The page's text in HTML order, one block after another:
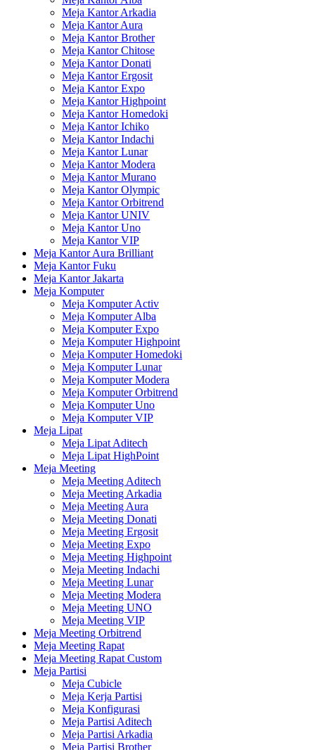
Meja Kantor Arkadia
Meja Kantor Aura
Meja Kantor Brother
Meja Kantor Chitose
Meja Kantor Donati
Meja Kantor Ergosit
Meja Kantor Expo
Meja Kantor Highpoint
Meja Kantor Homedoki
Meja Kantor Ichiko
Meja Kantor Indachi
Meja Kantor Lunar
Meja Kantor Modera
Meja Kantor Murano
Meja Kantor Olympic
Meja Kantor Orbitrend
Meja Kantor UNIV
Meja Kantor Uno
Meja Kantor VIP
Meja Kantor Aura Brilliant
Meja Kantor Fuku
Meja Kantor Jakarta
Meja Komputer
Meja Komputer Activ
Meja Komputer Alba
Meja Komputer Expo
Meja Komputer Highpoint
Meja Komputer Homedoki
Meja Komputer Lunar
Meja Komputer Modera
Meja Komputer Orbitrend
Meja Komputer Uno
Meja Komputer VIP
Meja Lipat
Meja Lipat Aditech
Meja Lipat HighPoint
Meja Meeting
Meja Meeting Aditech
Meja Meeting Arkadia
Meja Meeting Aura
Meja Meeting Donati
Meja Meeting Ergosit
Meja Meeting Expo
Meja Meeting Highpoint
Meja Meeting Indachi
Meja Meeting Lunar
Meja Meeting Modera
Meja Meeting UNO
Meja Meeting VIP
Meja Meeting Orbitrend
Meja Meeting Rapat
Meja Meeting Rapat Custom
Meja Partisi
Meja Cubicle
Meja Kerja Partisi
Meja Konfigurasi
Meja Partisi Aditech
Meja Partisi Arkadia
Meja Partisi Brother